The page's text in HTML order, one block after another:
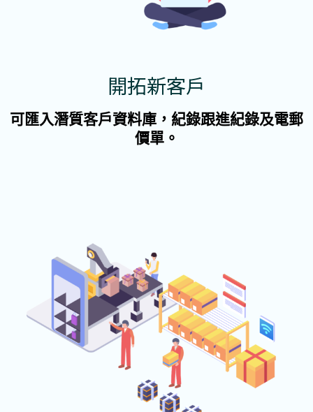
開拓新客戶
可匯入潛質客戶資料庫，紀錄跟進紀錄及電郵
價單。